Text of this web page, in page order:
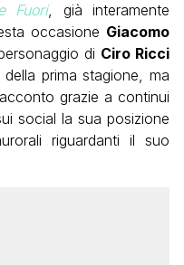
Fuori, già interamente
occasione Giacomo
di Ciro Ricci
prima stagione, ma
grazie a continui
social la sua posizione
riguardanti il suo